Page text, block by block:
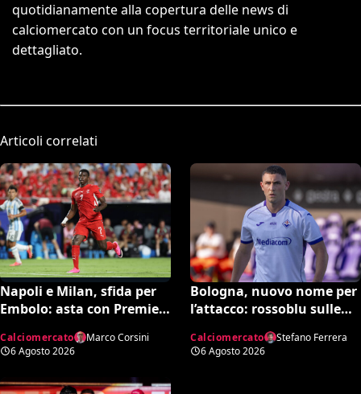
quotidianamente alla copertura delle news di
calciomercato con un focus territoriale unico e
dettagliato.
Articoli correlati
Napoli e Milan, sfida per
Embolo: asta con Premier
Calciomercato
Marco Corsini
6 Agosto 2026
Bologna, nuovo nome per
l’attacco: rossoblu sulle
Calciomercato
Stefano Ferrera
6 Agosto 2026